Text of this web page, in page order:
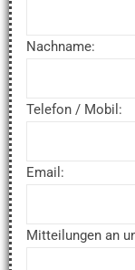
Nachname:
Telefon / Mobil:
Email:
Mitteilungen an